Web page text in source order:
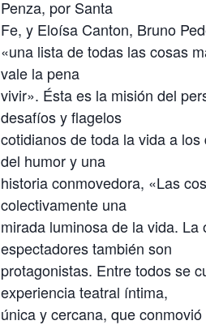
Penza, por Santa
Fe, y Eloísa Canton, Bruno
«una lista de todas las cosas
vale la pena
vivir». Ésta es la misión del
desafíos y flagelos
cotidianos de toda la vida a
del humor y una
historia conmovedora, «Las
colectivamente una
mirada luminosa de la vida.
espectadores también son
protagonistas. Entre todos se
experiencia teatral íntima,
única y cercana, que